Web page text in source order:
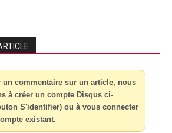
un commentaire sur un article, nous
à créer un compte Disqus ci-
S'identifier) ou à vous connecter
existant.